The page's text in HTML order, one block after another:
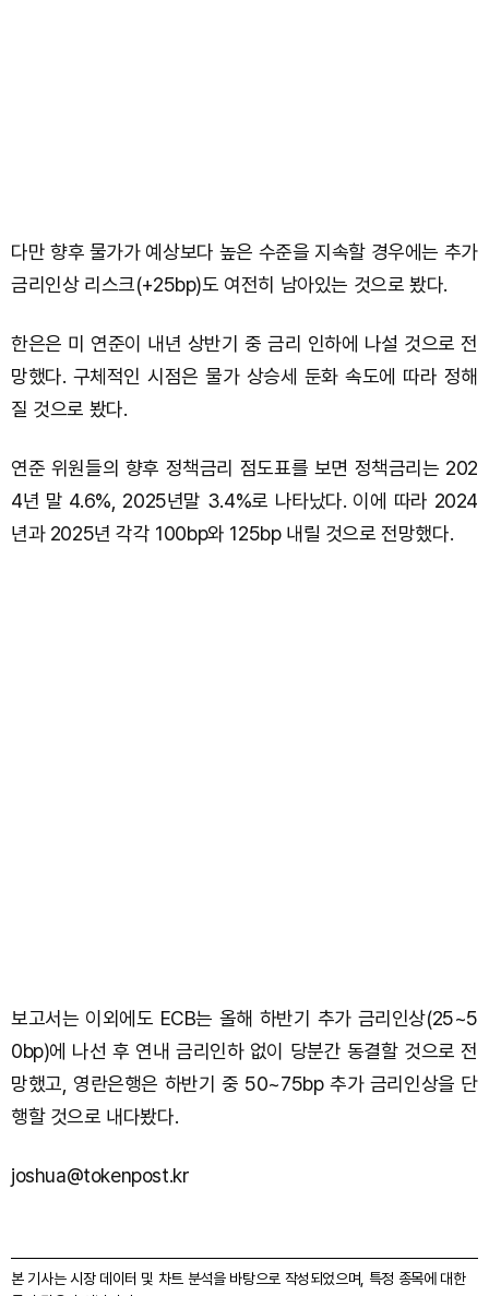
다만 향후 물가가 예상보다 높은 수준을 지속할 경우에는 추가
금리인상 리스크(+25bp)도 여전히 남아있는 것으로 봤다.
한은은 미 연준이 내년 상반기 중 금리 인하에 나설 것으로 전
망했다. 구체적인 시점은 물가 상승세 둔화 속도에 따라 정해
질 것으로 봤다.
연준 위원들의 향후 정책금리 점도표를 보면 정책금리는 202
4년 말 4.6%, 2025년말 3.4%로 나타났다. 이에 따라 2024
년과 2025년 각각 100bp와 125bp 내릴 것으로 전망했다.
보고서는 이외에도 ECB는 올해 하반기 추가 금리인상(25~5
0bp)에 나선 후 연내 금리인하 없이 당분간 동결할 것으로 전
망했고, 영란은행은 하반기 중 50~75bp 추가 금리인상을 단
행할 것으로 내다봤다.
joshua@tokenpost.kr
본 기사는 시장 데이터 및 차트 분석을 바탕으로 작성되었으며, 특정 종목에 대한